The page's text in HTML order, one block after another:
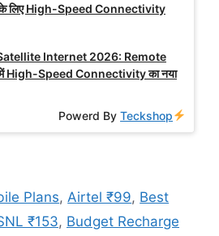
लिए High-Speed Connectivity
Internet 2026: Remote
High-Speed Connectivity का नया
Powerd ByTeckshop
Plans, Airtel ₹99, Best
₹153, Budget Recharge